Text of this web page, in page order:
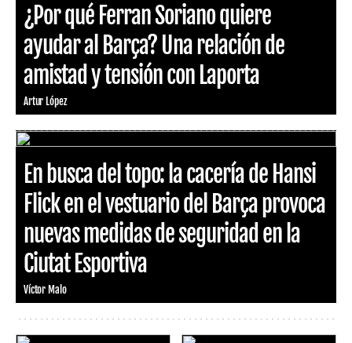
¿Por qué Ferran Soriano quiere
ayudar al Barça? Una relación de
amistad y tensión con Laporta
Artur López
En busca del topo: la cacería de Hansi
Flick en el vestuario del Barça provoca
nuevas medidas de seguridad en la
Ciutat Esportiva
Víctor Malo